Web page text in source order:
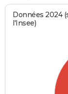
Données 2024
l'Insee)